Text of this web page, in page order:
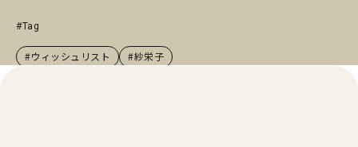
#Tag
#ウィッシュリスト #紗栄子